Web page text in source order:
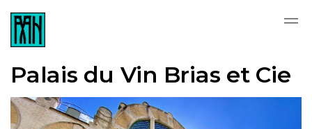
Palais du Vin Brias et Cie